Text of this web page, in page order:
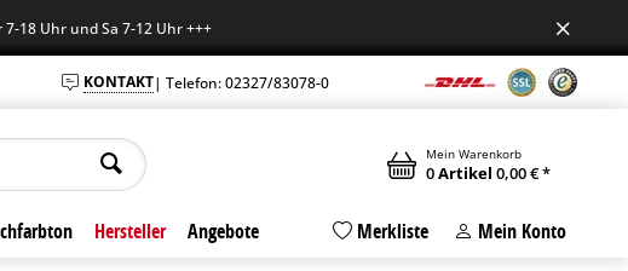
und Sa 7-12 Uhr +++
KONTAKT| Telefon: 02327/83078-0
Mein Warenkorb
0Artikel 0,00 € *
Hersteller Angebote Merkliste Mein Konto